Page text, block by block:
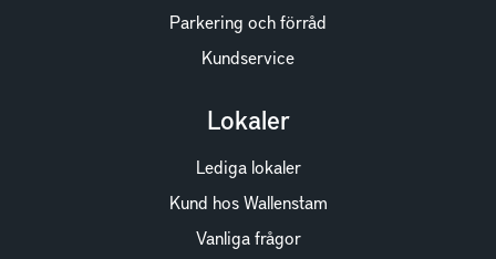
Parkering och förråd
Kundservice
Lokaler
Lediga lokaler
Kund hos Wallenstam
Vanliga frågor